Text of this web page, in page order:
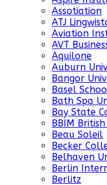
Assotiation
ATJ
Aviation
AVT
Aquilone
Auburn
Bangor
Basel
Bath Spa
Bay State
BBIM
Beau Soleil
Becker
Belhaven
Berlin
Berlitz